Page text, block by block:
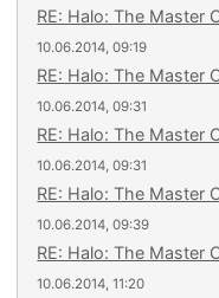
RE: Halo: The Master
10.06.2014, 09:19
RE: Halo: The Master
10.06.2014, 09:31
RE: Halo: The Master
10.06.2014, 09:31
RE: Halo: The Master
10.06.2014, 09:39
RE: Halo: The Master
10.06.2014, 11:20